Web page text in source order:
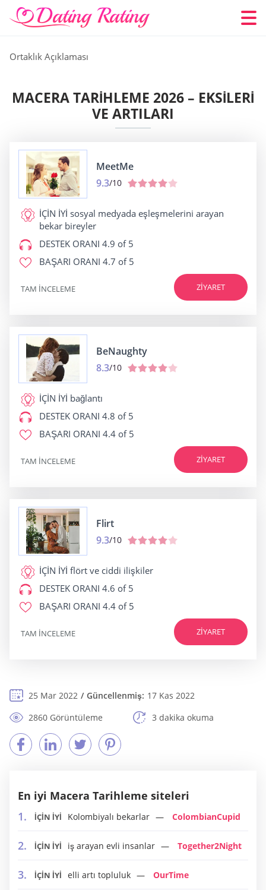
Ortaklık Açıklaması
MACERA TARIHLEME 2026 – EKSILERI
VE ARTILARI
MeetMe
9.3/10
İÇİN İYİ sosyal medyada eşleşmelerini arayan
bekar bireyler
DESTEK ORANI 4.9 of 5
BAŞARI ORANI 4.7 of 5
ZIYARET
TAM INCELEME
BeNaughty
8.3/10
İÇİN İYİ bağlantı
DESTEK ORANI 4.8 of 5
BAŞARI ORANI 4.4 of 5
ZIYARET
TAM INCELEME
Flirt
9.3/10
İÇİN İYİ flört ve ciddi ilişkiler
DESTEK ORANI 4.6 of 5
BAŞARI ORANI 4.4 of 5
ZIYARET
TAM INCELEME
25 Mar 2022 Güncellenmiş: 17 Kas 2022
2860 Görüntüleme
3 dakika okuma
En iyi Macera Tarihleme siteleri
İÇİN İYİ Kolombiyalı bekarlar ColombianCupid
İÇİN İYİ iş arayan evli insanlar Together2Night
İÇİN İYİ elli artı topluluk OurTime